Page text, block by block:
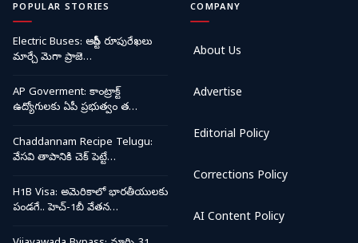
POPULAR STORIES
Electric Buses: ఆర్టీసీ రూపురేఖలు
మార్చే మెగా ప్రాజె…
AP Goverment: కాంట్రాక్ట్
ఉద్యోగులకు ఏపీ ప్రభుత్వం త…
Chaddannam Recipe Telugu:
వేసవి తాపానికి చెక్ పెట్టే…
H1B Visa: అమెరికాలో భారతీయులకు
పండగే.. హెచ్-1బీ వేతన…
COMPANY
About Us
Advertise
Editorial Policy
Corrections Policy
AI Content Policy